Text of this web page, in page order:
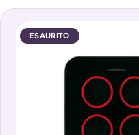
ESAURITO